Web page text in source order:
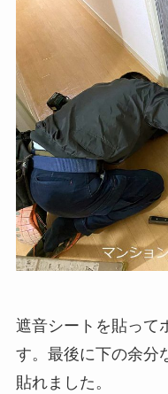
遮音シートを貼って
す。最後に下の余分
貼れました。